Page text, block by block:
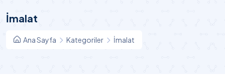
İmalat
Ana Sayfa Kategoriler İmalat